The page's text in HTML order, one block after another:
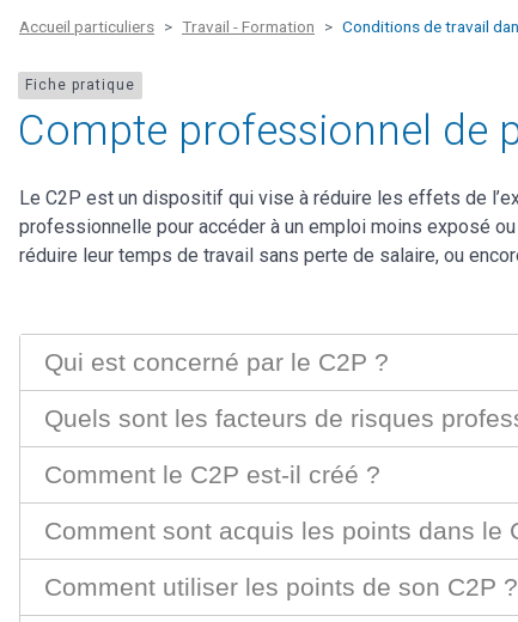
Accueil particuliers Travail - Formation Conditions de travail
Fiche pratique
Compte professionnel de
Le C2P est un dispositif qui vise à réduire les effets de
professionnelle pour accéder à un emploi moins exposé
réduire leur temps de travail sans perte de salaire, ou
Qui est concerné par le C2P ?
Quels sont les facteurs de risques
Comment le C2P est-il créé ?
Comment sont acquis les points dans le
Comment utiliser les points de son C2P ?